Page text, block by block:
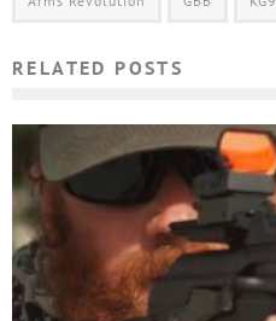
RELATED POSTS